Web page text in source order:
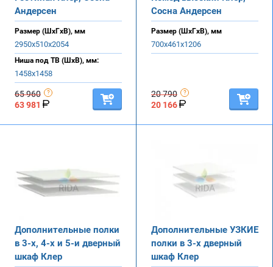
Андерсен
Размер (ШхГхВ), мм
2950х510х2054
Ниша под ТВ (ШхВ), мм:
1458х1458
65 960
63 981
Сосна Андерсен
Размер (ШхГхВ), мм
700х461х1206
20 790
20 166
Дополнительные полки
в 3-х, 4-х и 5-и дверный
шкаф Клер
Дополнительные УЗКИЕ
полки в 3-х дверный
шкаф Клер